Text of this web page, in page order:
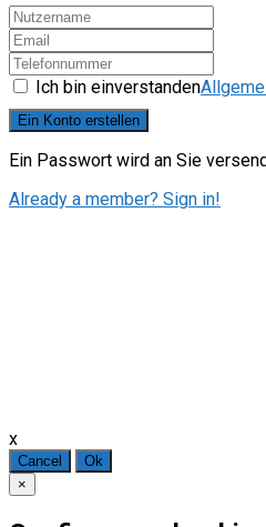
Ich bin einverstanden
Ein Konto erstellen
Ein Passwort wird an Sie
Already a member? Sign in!
x
Cancel
Ok
×